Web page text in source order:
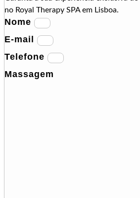
no Royal Therapy SPA em Lisboa.
Nome
E-mail
Telefone
Massagem